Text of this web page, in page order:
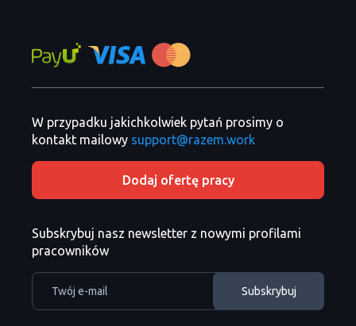
W przypadku jakichkolwiek pytań prosimy o
kontakt mailowy support@razem.work
Dodaj ofertę pracy
Subskrybuj nasz newsletter z nowymi profilami
pracowników